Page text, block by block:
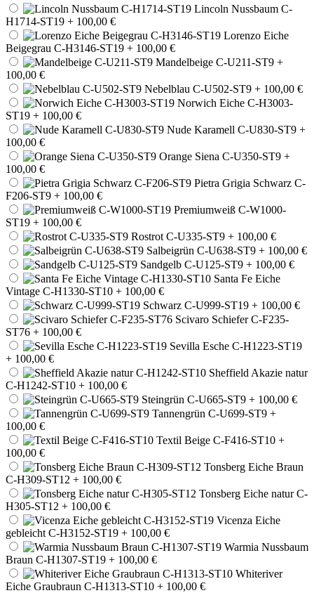
Lincoln Nussbaum C-
H1714-ST19 + 100,00 €
Lorenzo Eiche
Beigegrau C-H3146-ST19 + 100,00 €
Mandelbeige C-U211-ST9 +
100,00 €
Nebelblau C-U502-ST9 + 100,00 €
Norwich Eiche C-H3003-
ST19 + 100,00 €
Nude Karamell C-U830-ST9 +
100,00 €
Orange Siena C-U350-ST9 +
100,00 €
Pietra Grigia Schwarz C-
F206-ST9 + 100,00 €
Premiumweiß C-W1000-
ST19 + 100,00 €
Rostrot C-U335-ST9 + 100,00 €
Salbeigrün C-U638-ST9 + 100,00 €
Sandgelb C-U125-ST9 + 100,00 €
Santa Fe Eiche
Vintage C-H1330-ST10 + 100,00 €
Schwarz C-U999-ST19 + 100,00 €
Scivaro Schiefer C-F235-
ST76 + 100,00 €
Sevilla Esche C-H1223-ST19
+ 100,00 €
Sheffield Akazie natur
C-H1242-ST10 + 100,00 €
Steingrün C-U665-ST9 + 100,00 €
Tannengrün C-U699-ST9 +
100,00 €
Textil Beige C-F416-ST10 +
100,00 €
Tonsberg Eiche Braun
C-H309-ST12 + 100,00 €
Tonsberg Eiche natur C-
H305-ST12 + 100,00 €
Vicenza Eiche
gebleicht C-H3152-ST19 + 100,00 €
Warmia Nussbaum
Braun C-H1307-ST19 + 100,00 €
Whiteriver
Eiche Graubraun C-H1313-ST10 + 100,00 €